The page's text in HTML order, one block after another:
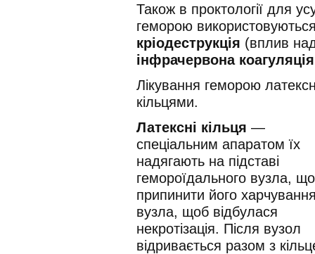
Також в проктології для
геморою
кріодеструкція (вплив
інфрачервона
Лікування геморою
кільцями.
Латексні кільця —
спеціальним апаратом їх
надягають на підставі
гемороїдального вузла, що
припинити його
вузла, щоб відбулася
некротізація. Після вузол
відривається разом з